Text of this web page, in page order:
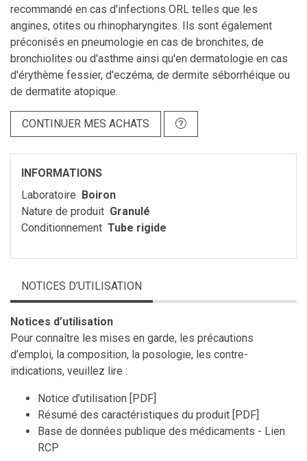
recommandé en cas d'infections ORL telles que les
angines, otites ou rhinopharyngites. Ils sont également
préconisés en pneumologie en cas de bronchites, de
bronchiolites ou d'asthme ainsi qu'en dermatologie en cas
d'érythème fessier, d'eczéma, de dermite séborrhéique ou
de dermatite atopique.
CONTINUER MES ACHATS
INFORMATIONS
Laboratoire Boiron
Nature de produit Granulé
Conditionnement Tube rigide
NOTICES D’UTILISATION
Notices d’utilisation
Pour connaître les mises en garde, les précautions
d’emploi, la composition, la posologie, les contre-
indications, veuillez lire :
Notice d’utilisation [PDF]
Résumé des caractéristiques du produit [PDF]
Base de données publique des médicaments - Lien
RCP